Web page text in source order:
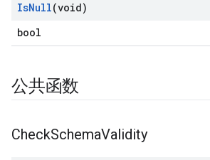
IsNull(void)
bool
公共函数
CheckSchemaValidity